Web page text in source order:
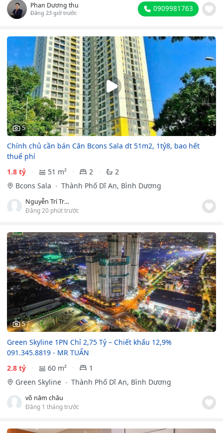
Phan Dương thu
Đăng 23 giờ trước 0909981763
5
Chính chủ cần bán Căn Bcons Sala dt 51m2, 1tỷ8, bao hết
thuế phí
1.8 tỷ
51 m² 2
2
Bcons Sala
Thành Phố Dĩ An, Bình Dương
Nguyễn Trí Trung
Đăng 20 phút trước
5
Green Skyline 1PN Chỉ 2,75 Tỷ – Chiết khấu 12,9%
091.345.8819 - MR TUẤN
2.8 tỷ
60 m²
1
Green Skyline
Thành Phố Dĩ An, Bình Dương
võ năm châu
Đăng 1 tháng trước